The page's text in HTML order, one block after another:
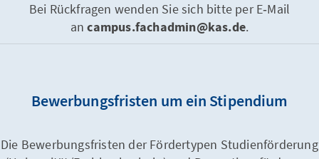
Bei Rückfragen wenden Sie sich bitte per E‑Mail
ancampus.fachadmin@kas.de.
Bewerbungsfristen um ein Stipendium
Die Bewerbungsfristen der Fördertypen Studienförderung